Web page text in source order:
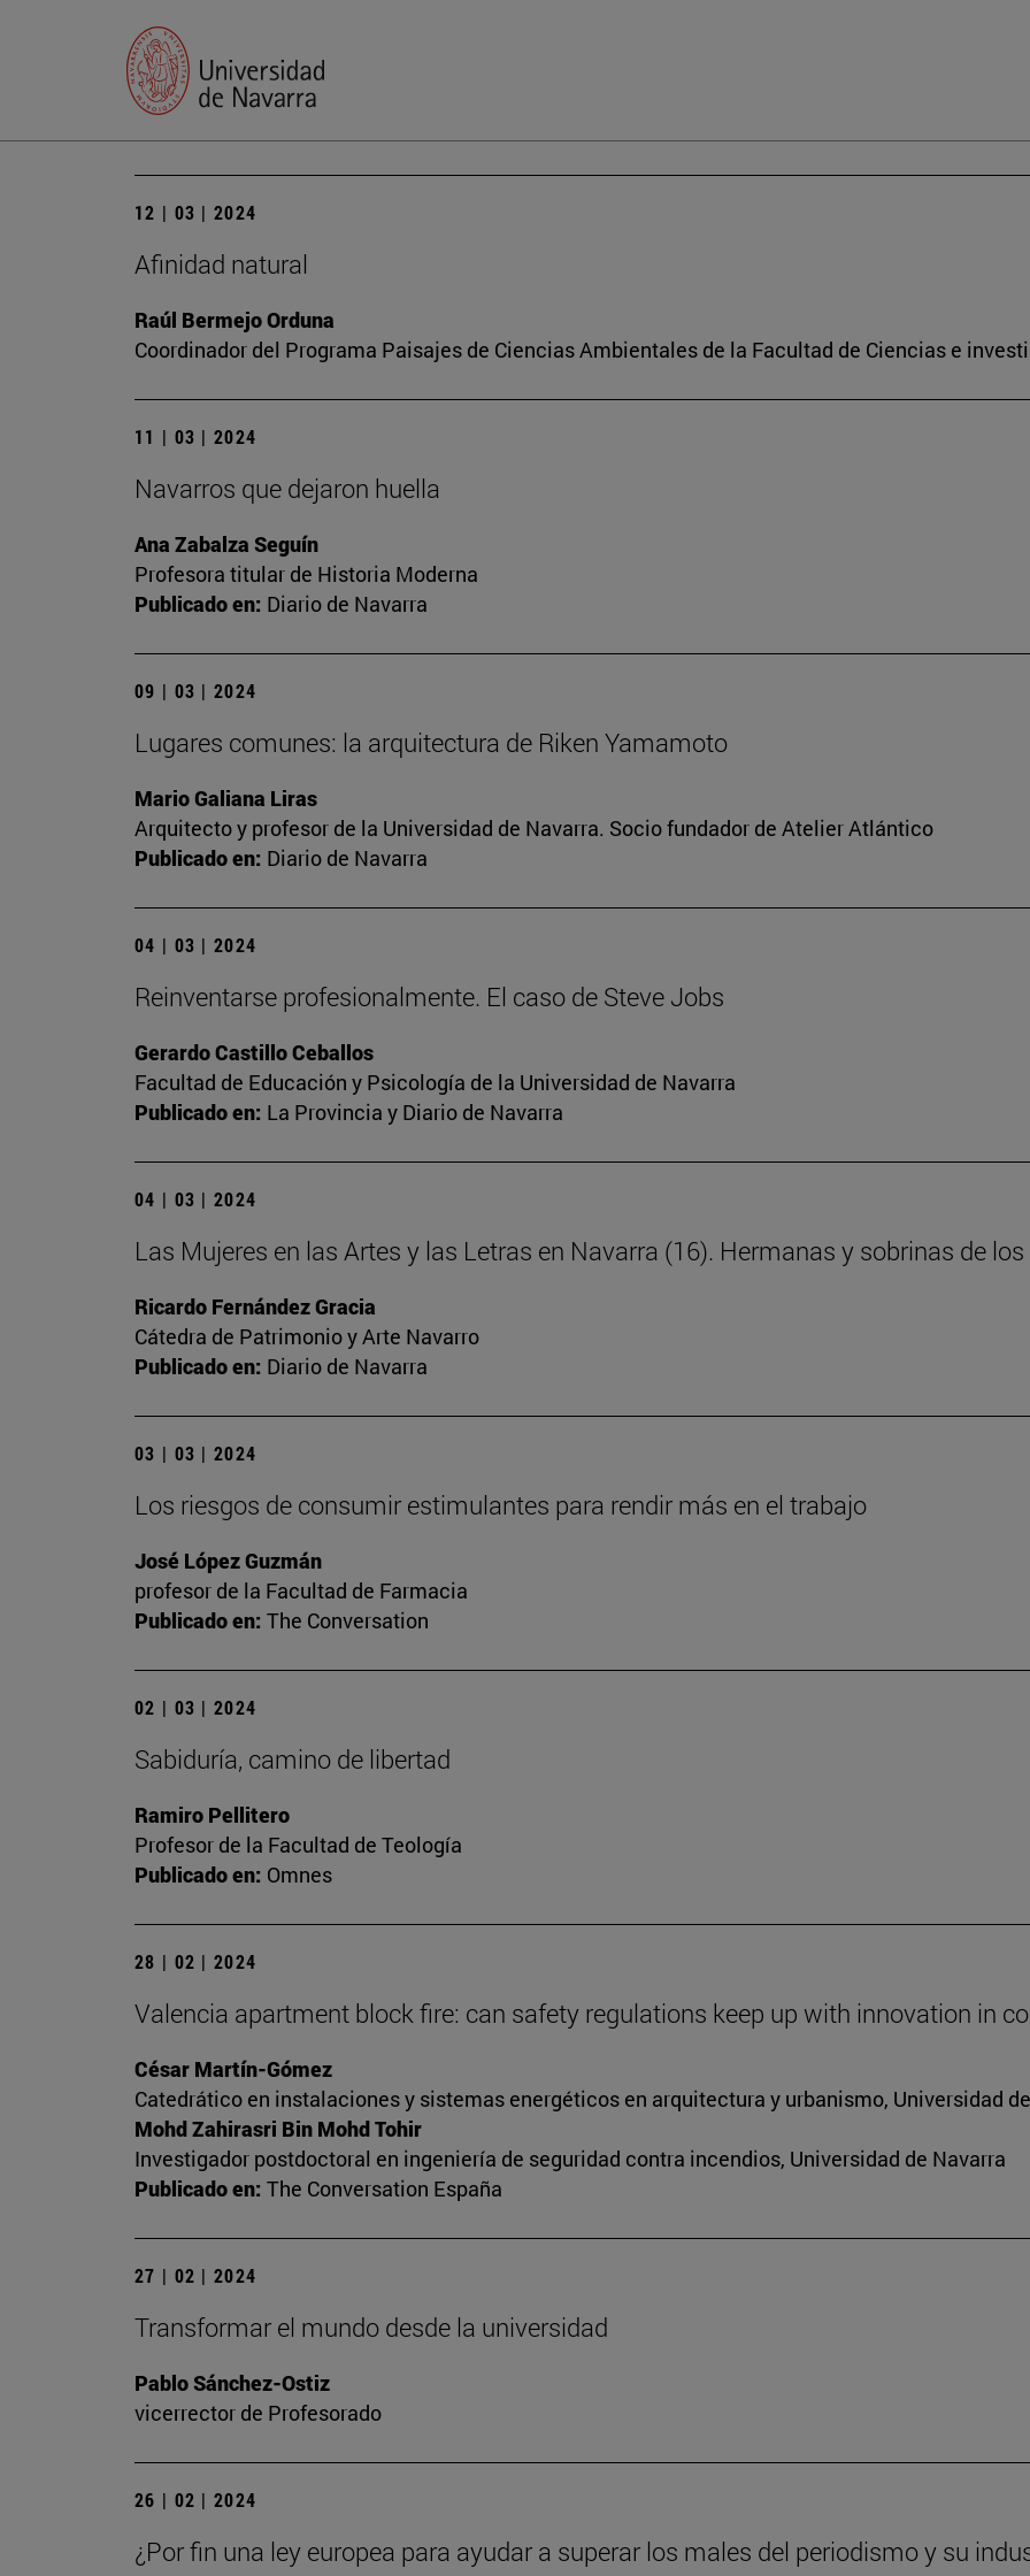
12 | 03 | 2024
Afinidad natural
Raúl Bermejo Orduna
Coordinador del Programa Paisajes de Ciencias Ambientales de la Facultad de Ciencias e
11 | 03 | 2024
Navarros que dejaron huella
Ana Zabalza Seguín
Profesora titular de Historia Moderna
Publicado en: Diario de Navarra
09 | 03 | 2024
Lugares comunes: la arquitectura de Riken Yamamoto
Mario Galiana Liras
Arquitecto y profesor de la Universidad de Navarra. Socio fundador de Atelier Atlántico
Publicado en: Diario de Navarra
04 | 03 | 2024
Reinventarse profesionalmente. El caso de Steve Jobs
Gerardo Castillo Ceballos
Facultad de Educación y Psicología de la Universidad de Navarra
Publicado en: La Provincia y Diario de Navarra
04 | 03 | 2024
Las Mujeres en las Artes y las Letras en Navarra (16). Hermanas y sobrinas de
Ricardo Fernández Gracia
Cátedra de Patrimonio y Arte Navarro
Publicado en: Diario de Navarra
03 | 03 | 2024
Los riesgos de consumir estimulantes para rendir más en el trabajo
José López Guzmán
profesor de la Facultad de Farmacia
Publicado en: The Conversation
02 | 03 | 2024
Sabiduría, camino de libertad
Ramiro Pellitero
Profesor de la Facultad de Teología
Publicado en: Omnes
28 | 02 | 2024
Valencia apartment block fire: can safety regulations keep up with innovation in
César Martín-Gómez
Catedrático en instalaciones y sistemas energéticos en arquitectura y urbanismo, Universidad
Mohd Zahirasri Bin Mohd Tohir
Investigador postdoctoral en ingeniería de seguridad contra incendios, Universidad de Navarra
Publicado en: The Conversation España
27 | 02 | 2024
Transformar el mundo desde la universidad
Pablo Sánchez-Ostiz
vicerrector de Profesorado
26 | 02 | 2024
¿Por fin una ley europea para ayudar a superar los males del periodismo y su